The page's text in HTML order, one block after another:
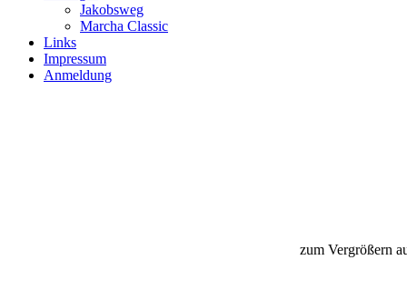
Jakobsweg
Marcha Classic
Links
Impressum
Anmeldung
zum Vergrößern